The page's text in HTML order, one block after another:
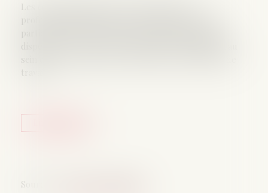
Source :
Les contrats d’alternance (apprentissage et
professionnalisation) sont des contrats de travail
particuliers ; ils associent une formation théorique
dispensée en école ou à l’université et l'acquisition au
sein d’une entreprise de savoir-faire sur un poste de